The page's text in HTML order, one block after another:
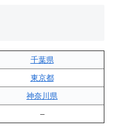
千葉県
東京都
神奈川県
–